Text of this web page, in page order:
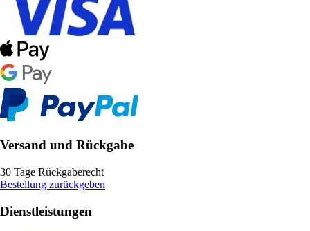
Versand und Rückgabe
30 Tage Rückgaberecht
Bestellung zurückgeben
Dienstleistungen